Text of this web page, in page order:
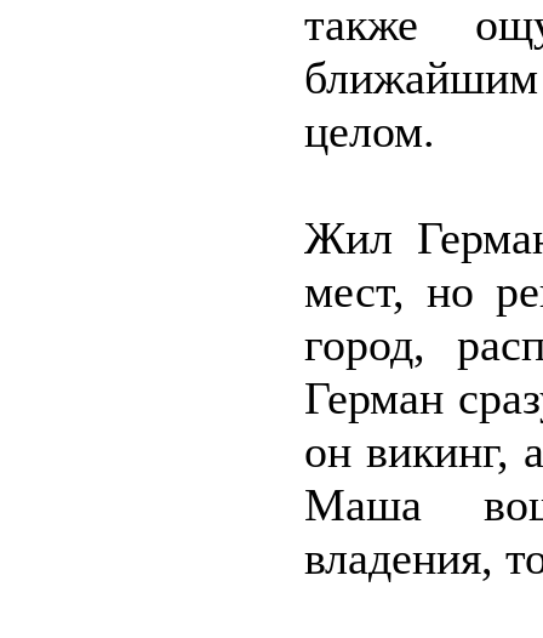
также
ближайшим
целом.
Жил
мест, но
город,
Герман
он викинг,
Маша
владения,